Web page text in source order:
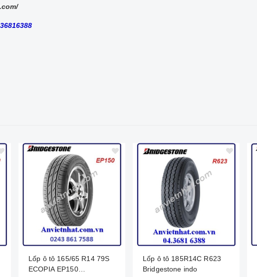
Lốp ô tô 165/65 R14 79S
ECOPIA EP150
Lốp ô tô 185R14C R623
Bridgestone indo